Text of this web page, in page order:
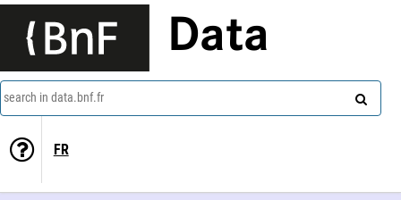
Data
search in data.bnf.fr
FR